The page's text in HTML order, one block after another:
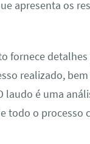
apresenta os
fornece detalhes
realizado,
laudo é uma
todo o processo